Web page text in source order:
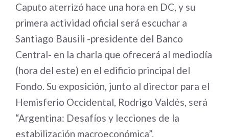
Caputo aterrizó hace una hora en DC, y su
primera actividad oficial será escuchar a
Santiago Bausili -presidente del Banco
Central- en la charla que ofrecerá al mediodía
(hora del este) en el edificio principal del
Fondo. Su exposición, junto al director para el
Hemisferio Occidental, Rodrigo Valdés, será
“Argentina: Desafíos y lecciones de la
estabilización macroeconómica”.